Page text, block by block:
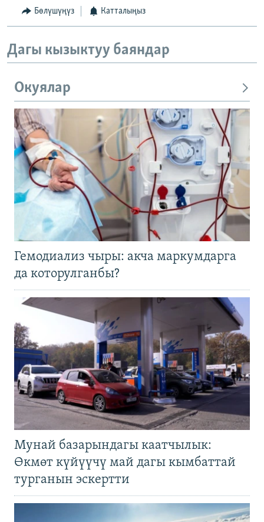
Бөлүшүңүз Катталыңыз
Дагы кызыктуу баяндар
Окуялар
Гемодиализ чыры: акча маркумдарга
да которулганбы?
Мунай базарындагы каатчылык:
Өкмөт күйүүчү май дагы кымбаттай
турганын эскертти